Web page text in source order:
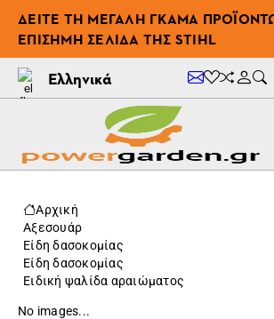
ΔΕΊΤΕ ΤΗ ΜΕΓΆΛΗ ΓΚΆΜΑ
ΕΠΊΣΗΜΗ ΣΕΛΊΔΑ ΤΗΣ STIHL
Ελληνικά
Αρχική
Αξεσουάρ
Είδη δασοκομίας
Είδη δασοκομίας
Ειδική ψαλίδα αραιώματος
No images...